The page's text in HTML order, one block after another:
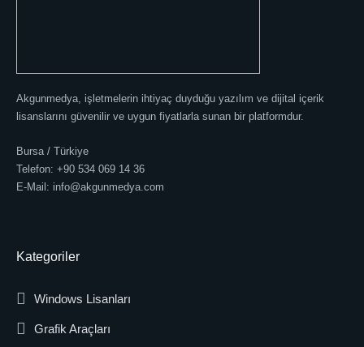
Akgunmedya, işletmelerin ihtiyaç duyduğu yazılım ve dijital içerik
lisanslarını güvenilir ve uygun fiyatlarla sunan bir platformdur.
Bursa / Türkiye
Telefon: +90 534 069 14 36
E-Mail: info@akgunmedya.com
Kategoriler
Windows Lisanları
Grafik Araçları